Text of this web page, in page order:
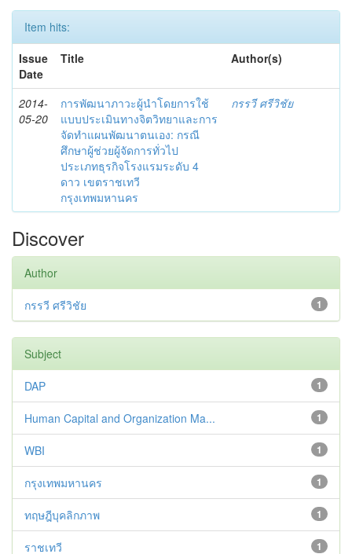
Item hits:
Issue
Date
Title Author(s)
2014-
05-20
การพัฒนาภาวะผู้นำโดยการใช้
แบบประเมินทางจิตวิทยาและการ
จัดทำแผนพัฒนาตนเอง: กรณี
ศึกษาผู้ช่วยผู้จัดการทั่วไป
ประเภทธุรกิจโรงแรมระดับ 4
ดาว เขตราชเทวี
กรุงเทพมหานคร
กรรวี ศรีวิชัย
Discover
Author
1
กรรวี ศรีวิชัย
Subject
1
DAP
1
Human Capital and Organization Ma...
1
WBI
1
กรุงเทพมหานคร
1
ทฤษฎีบุคลิกภาพ
1
ราชเทวี